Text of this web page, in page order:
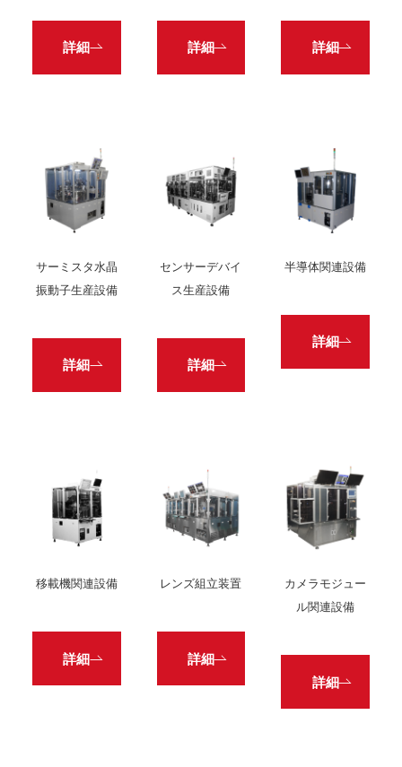
詳細 詳細 詳細
サーミスタ水晶
振動子生産設備
詳細
センサーデバイ
ス生産設備
詳細
半導体関連設備
詳細
移載機関連設備
詳細
レンズ組立装置
詳細
カメラモジュー
ル関連設備
詳細